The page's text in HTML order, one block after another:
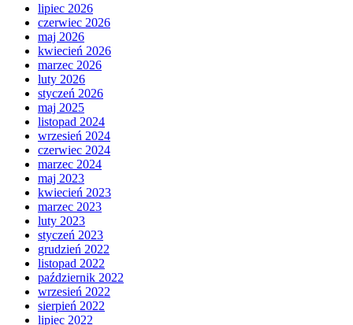
lipiec 2026
czerwiec 2026
maj 2026
kwiecień 2026
marzec 2026
luty 2026
styczeń 2026
maj 2025
listopad 2024
wrzesień 2024
czerwiec 2024
marzec 2024
maj 2023
kwiecień 2023
marzec 2023
luty 2023
styczeń 2023
grudzień 2022
listopad 2022
październik 2022
wrzesień 2022
sierpień 2022
lipiec 2022